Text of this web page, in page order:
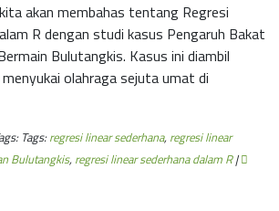
akan membahas tentang Regresi
R dengan studi kasus Pengaruh Bakat
Bulutangkis. Kasus ini diambil
olahraga sejuta umat di
Tags:regresi linear sederhana, regresi linear
Bulutangkis, regresi linear sederhana dalam R|